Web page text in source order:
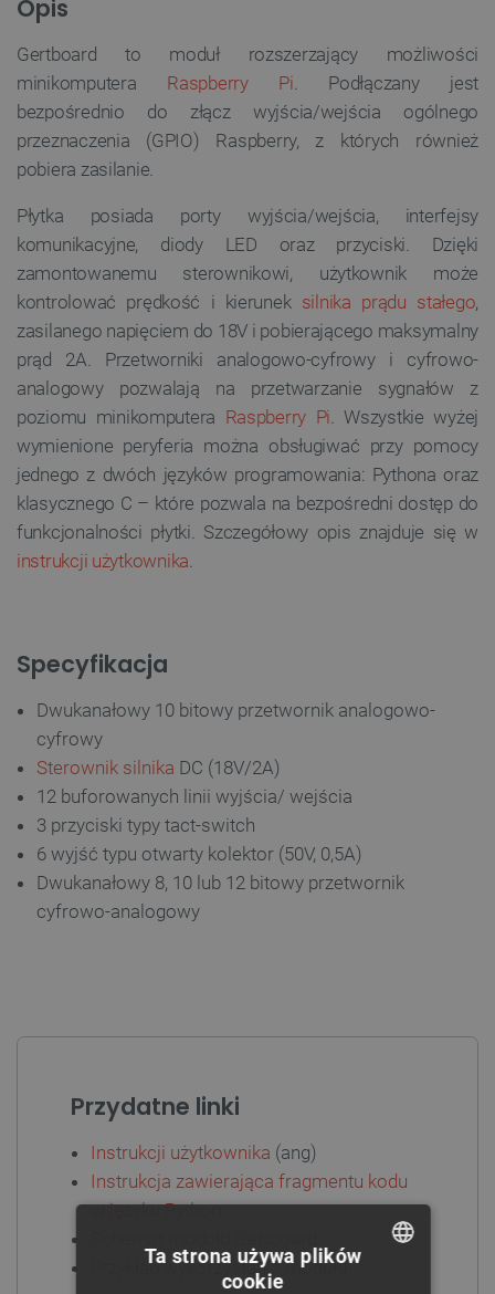
Opis
Gertboard to moduł rozszerzający możliwości
minikomputera Raspberry Pi. Podłączany jest
bezpośrednio do złącz wyjścia/wejścia ogólnego
przeznaczenia (GPIO) Raspberry, z których również
pobiera zasilanie.
Płytka posiada porty wyjścia/wejścia, interfejsy
komunikacyjne, diody LED oraz przyciski. Dzięki
zamontowanemu sterownikowi, użytkownik może
kontrolować prędkość i kierunek silnika prądu stałego,
zasilanego napięciem do 18V i pobierającego maksymalny
prąd 2A. Przetworniki analogowo-cyfrowy i cyfrowo-
analogowy pozwalają na przetwarzanie sygnałów z
poziomu minikomputera Raspberry Pi. Wszystkie wyżej
wymienione peryferia można obsługiwać przy pomocy
jednego z dwóch języków programowania: Pythona oraz
klasycznego C – które pozwala na bezpośredni dostęp do
funkcjonalności płytki. Szczegółowy opis znajduje się w
instrukcji użytkownika.
Specyfikacja
Dwukanałowy 10 bitowy przetwornik analogowo-
cyfrowy
Sterownik silnika DC (18V/2A)
12 buforowanych linii wyjścia/ wejścia
3 przyciski typy tact-switch
6 wyjść typu otwarty kolektor (50V, 0,5A)
Dwukanałowy 8, 10 lub 12 bitowy przetwornik
cyfrowo-analogowy
Przydatne linki
Instrukcji użytkownika (ang)
Instrukcja zawierająca fragmentu kodu
w języku Python
Przykład wykorzystania modułu
Ta strona używa plików
cookie